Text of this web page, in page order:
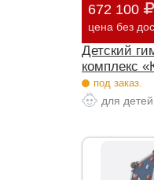
672 100
цена без
Детский
комплекс
под заказ.
для детей